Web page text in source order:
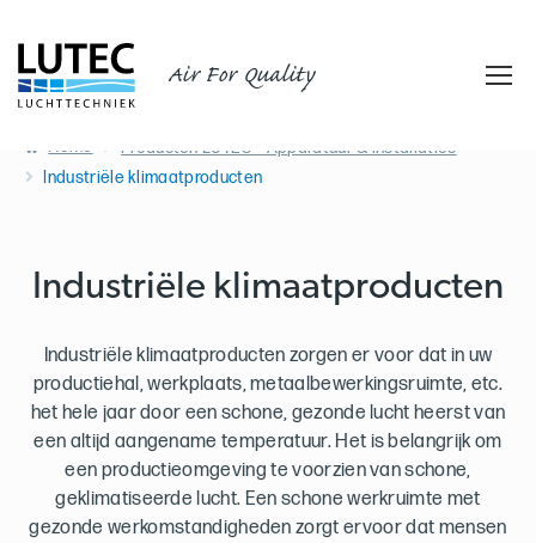
Air For Quality
Home
Producten LUTEC - Apparatuur & installaties
Industriële klimaatproducten
Industriële klimaatproducten
Industriële klimaatproducten zorgen er voor dat in uw
productiehal, werkplaats, metaalbewerkingsruimte, etc.
het hele jaar door een schone, gezonde lucht heerst van
een altijd aangename temperatuur. Het is belangrijk om
een productieomgeving te voorzien van schone,
geklimatiseerde lucht. Een schone werkruimte met
gezonde werkomstandigheden zorgt ervoor dat mensen